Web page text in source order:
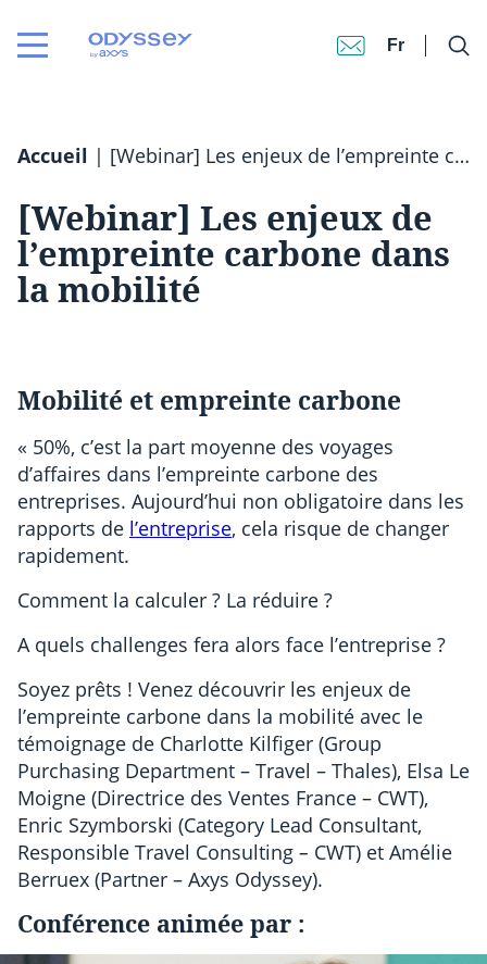
Fr
Accueil | [Webinar] Les enjeux de l’empreinte carbone dans la mobilité
[Webinar] Les enjeux de
l’empreinte carbone dans
la mobilité
Mobilité et empreinte carbone
« 50%, c’est la part moyenne des voyages
d’affaires dans l’empreinte carbone des
entreprises. Aujourd’hui non obligatoire dans les
rapports de l’entreprise, cela risque de changer
rapidement.
Comment la calculer ? La réduire ?
A quels challenges fera alors face l’entreprise ?
Soyez prêts ! Venez découvrir les enjeux de
l’empreinte carbone dans la mobilité avec le
témoignage de Charlotte Kilfiger (Group
Purchasing Department – Travel – Thales), Elsa Le
Moigne (Directrice des Ventes France – CWT),
Enric Szymborski (Category Lead Consultant,
Responsible Travel Consulting – CWT) et Amélie
Berruex (Partner – Axys Odyssey).
Conférence animée par :